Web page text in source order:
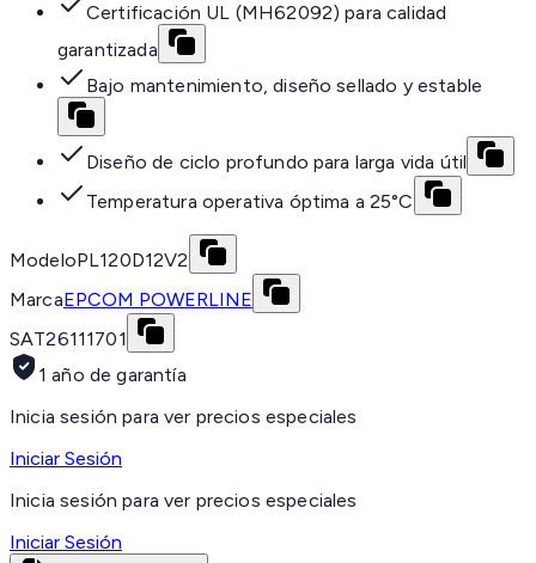
Certificación UL (MH62092) para calidad
garantizada
Bajo mantenimiento, diseño sellado y estable
Diseño de ciclo profundo para larga vida útil
Temperatura operativa óptima a 25°C
ModeloPL120D12V2
MarcaEPCOM POWERLINE
SAT26111701
1 año de garantía
Inicia sesión para ver precios especiales
Iniciar Sesión
Inicia sesión para ver precios especiales
Iniciar Sesión